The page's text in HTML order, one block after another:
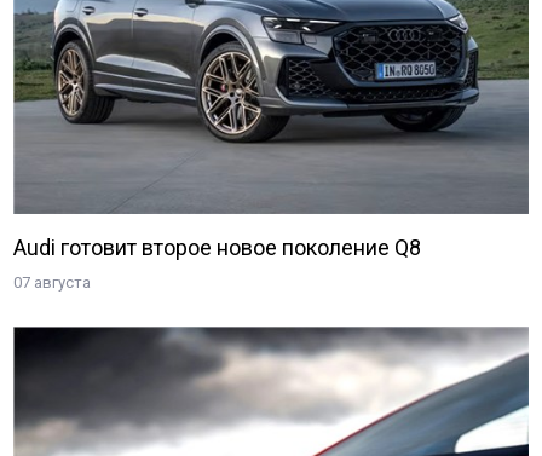
Audi готовит второе новое поколение Q8
07 августа